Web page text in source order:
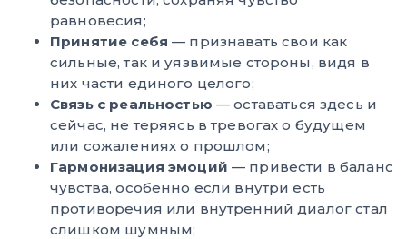
равновесия;
Принятие себя — признавать свои как
сильные, так и уязвимые стороны, видя в
них части единого целого;
Связь с реальностью — оставаться здесь и
сейчас, не теряясь в тревогах о будущем
или сожалениях о прошлом;
Гармонизация эмоций — привести в баланс
чувства, особенно если внутри есть
противоречия или внутренний диалог стал
слишком шумным;